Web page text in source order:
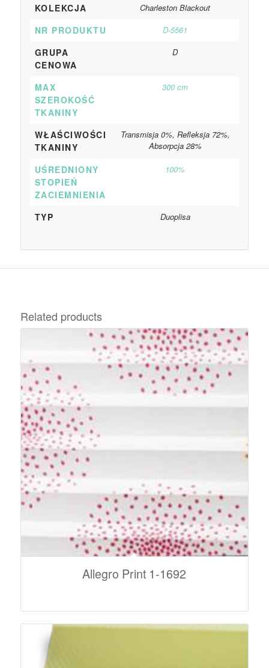
KOLEKCJA Charleston Blackout
NR PRODUKTU D-5561
GRUPA
CENOWA
D
MAX
SZEROKOŚĆ
TKANINY
300 cm
WŁAŚCIWOŚCI
TKANINY
Transmisja 0%, Refleksja 72%,
Absorpcja 28%
UŚREDNIONY
STOPIEŃ
ZACIEMNIENIA
100%
TYP Duoplisa
Related products
Allegro Print 1-1692